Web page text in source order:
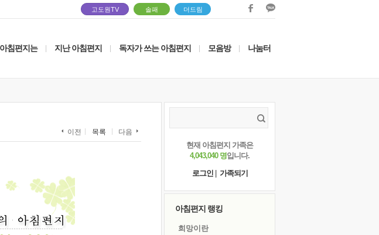
고도원TV 솔패 더드림
아침편지는 지난 아침편지 독자가 쓰는 아침편지 모음방 나눔터
이전 목록 다음
현재 아침편지 가족은
4,043,040 명입니다.
로그인
가족되기
아침편지 랭킹
희망이란